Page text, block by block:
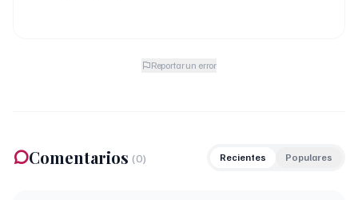
Reportar un error
Comentarios (0) Recientes Populares